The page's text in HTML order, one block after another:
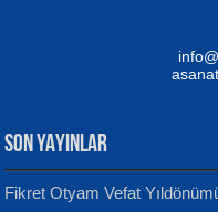
SON YAYINLAR
Fikret Otyam Vefat